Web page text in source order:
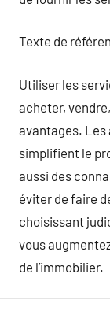
Texte de
Utiliser les
acheter,
avantages.
simplifient le
aussi des
éviter de faire
choisissant
vous
de l’immobilier.